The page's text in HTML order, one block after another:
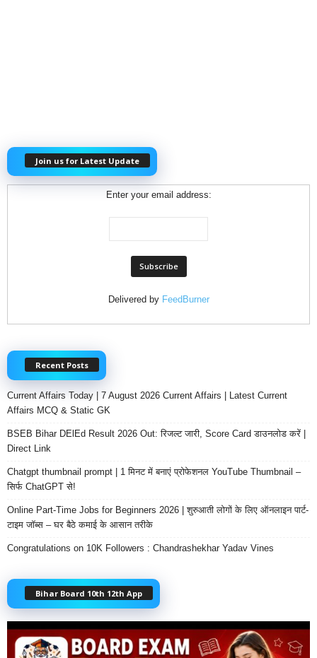
Join us for Latest Update
Enter your email address:
Delivered by FeedBurner
Recent Posts
Current Affairs Today | 7 August 2026 Current Affairs | Latest Current
Affairs MCQ & Static GK
BSEB Bihar DElEd Result 2026 Out: रिजल्ट जारी, Score Card डाउनलोड करें |
Direct Link
Chatgpt thumbnail prompt | 1 मिनट में बनाएं प्रोफेशनल YouTube Thumbnail –
सिर्फ ChatGPT से!
Online Part-Time Jobs for Beginners 2026 | शुरुआती लोगों के लिए ऑनलाइन पार्ट-
टाइम जॉब्स – घर बैठे कमाई के आसान तरीके
Congratulations on 10K Followers : Chandrashekhar Yadav Vines
Bihar Board 10th 12th App